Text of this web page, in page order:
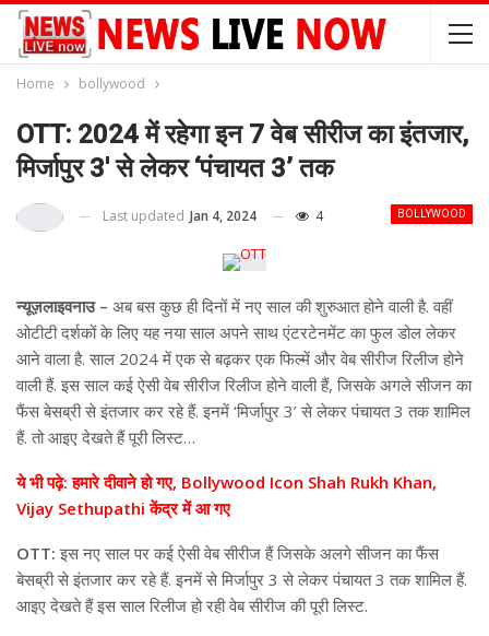
Home bollywood
OTT: 2024 में रहेगा इन 7 वेब सीरीज का इंतजार,
मिर्जापुर 3′ से लेकर ‘पंचायत 3’ तक
BOLLYWOOD
Last updated Jan 4, 2024 4
न्यूज़लाइवनाउ – अब बस कुछ ही दिनों में नए साल की शुरुआत होने वाली है. वहीं
ओटीटी दर्शकों के लिए यह नया साल अपने साथ एंटरटेनमेंट का फुल डोल लेकर
आने वाला है. साल 2024 में एक से बढ़कर एक फिल्में और वेब सीरीज रिलीज होने
वाली हैं. इस साल कई ऐसी वेब सीरीज रिलीज होने वाली हैं, जिसके अगले सीजन का
फैंस बेसब्री से इंतजार कर रहे हैं. इनमें ‘मिर्जापुर 3’ से लेकर पंचायत 3 तक शामिल
हैं. तो आइए देखते हैं पूरी लिस्ट…
ये भी पढ़े: हमारे दीवाने हो गए, Bollywood Icon Shah Rukh Khan,
Vijay Sethupathi केंद्र में आ गए
OTT: इस नए साल पर कई ऐसी वेब सीरीज हैं जिसके अलगे सीजन का फैंस
बेसब्री से इंतजार कर रहे हैं. इनमें से मिर्जापुर 3 से लेकर पंचायत 3 तक शामिल हैं.
आइए देखते हैं इस साल रिलीज हो रही वेब सीरीज की पूरी लिस्ट.